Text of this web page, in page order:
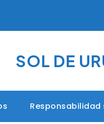
SOL DE
Responsabilidad